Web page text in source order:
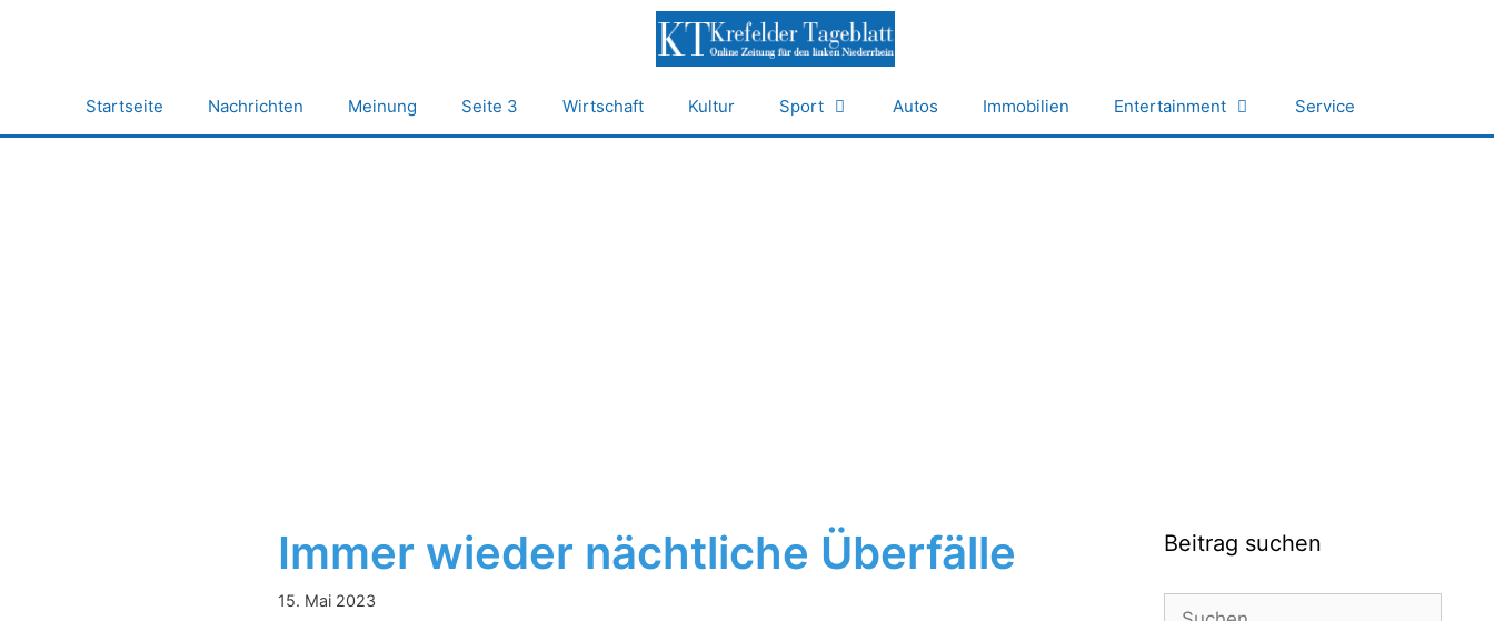
Startseite Nachrichten Meinung Seite 3 Wirtschaft Kultur Sport Autos Immobilien Entertainment Service
Immer wieder nächtliche Überfälle
15. Mai 2023
Beitrag suchen
Suchen